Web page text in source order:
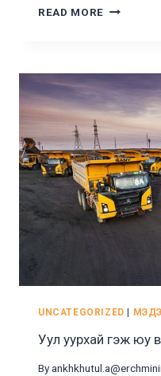
READ MORE УУЛ
UNCATEGORIZED
Уул уурхай гэж юу
By